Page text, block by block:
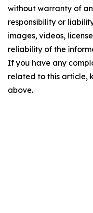
without warranty of
responsibility or
images, videos,
reliability of the
If you have any
related to this article,
above.